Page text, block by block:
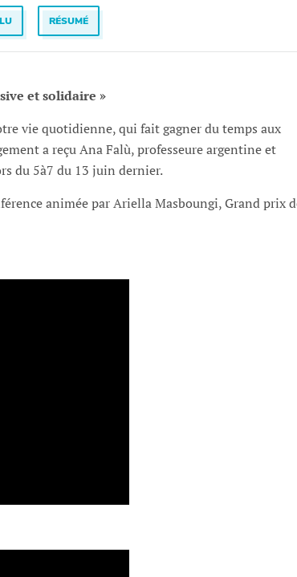
RÉSUMÉ
et solidaire »
vie quotidienne, qui fait gagner du temps aux
a reçu Ana Falù, professeure argentine et
du 5à7 du 13 juin dernier.
animée par Ariella Masboungi, Grand prix